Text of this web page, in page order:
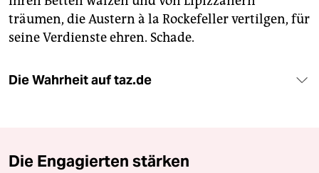
träumen, die Austern à la Rockefeller vertilgen, für
seine Verdienste ehren. Schade.
Die Wahrheit auf taz.de
Die Engagierten stärken